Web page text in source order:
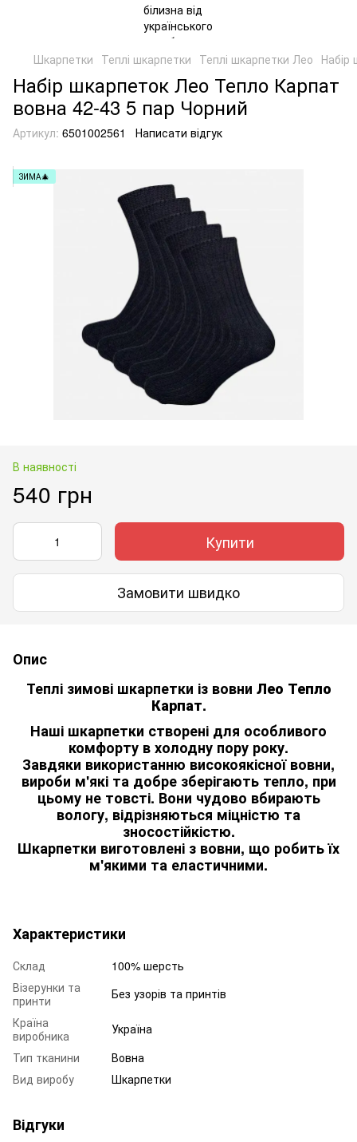
Шкарпетки Теплі шкарпетки Теплі шкарпетки Лео
Набір шкарпеток Лео Тепло Карпат
вовна 42-43 5 пар Чорний
Артикул: 6501002561 Написати відгук
ЗИМА🎄
В наявності
540 грн
Купити
Замовити швидко
Опис
Теплі зимові шкарпетки із вовни Лео Тепло
Карпат.
Наші шкарпетки створені для особливого
комфорту в холодну пору року.
Завдяки використанню високоякісної вовни,
вироби м'які та добре зберігають тепло, при
цьому не товсті. Вони чудово вбирають
вологу, відрізняються міцністю та
зносостійкістю.
Шкарпетки виготовлені з вовни, що робить їх
м'якими та еластичними.
Характеристики
Склад
100% шерсть
Візерунки та
принти
Без узорів та принтів
Країна
виробника
Україна
Тип тканини
Вовна
Вид виробу
Шкарпетки
Відгуки